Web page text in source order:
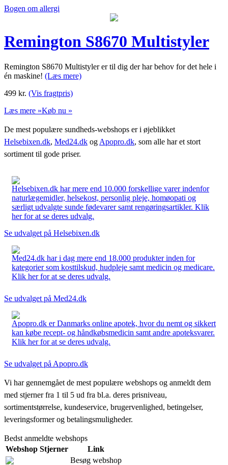
Bogen om allergi
Remington S8670 Multistyler
Remington S8670 Multistyler er til dig der har behov for det hele i
én maskine! (Læs mere)
499 kr. (Vis fragtpris)
Læs mere »Køb nu »
De mest populære sundheds-webshops er i øjeblikket
Helsebixen.dk, Med24.dk og Apopro.dk, som alle har et stort
sortiment til gode priser.
Helsebixen.dk har mere end 10.000 forskellige varer indenfor
naturlægemidler, helsekost, personlig pleje, homøopati og
særligt udvalgte sunde fødevarer samt rengøringsartikler. Klik
her for at se deres udvalg.
Se udvalget på Helsebixen.dk
Med24.dk har i dag mere end 18.000 produkter inden for
kategorier som kosttilskud, hudpleje samt medicin og medicare.
Klik her for at se deres udvalg.
Se udvalget på Med24.dk
Apopro.dk er Danmarks online apotek, hvor du nemt og sikkert
kan købe recept- og håndkøbsmedicin samt andre apoteksvarer.
Klik her for at se deres udvalg.
Se udvalget på Apopro.dk
Vi har gennemgået de mest populære webshops og anmeldt dem
med stjerner fra 1 til 5 ud fra bl.a. deres prisniveau,
sortimentstørrelse, kundeservice, brugervenlighed, betingelser,
leveringsformer og betalingsmuligheder.
Bedst anmeldte webshops
Webshop Stjerner
Link
Besøg webshop